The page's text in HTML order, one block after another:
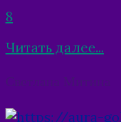
8
Читать далее...
navigation